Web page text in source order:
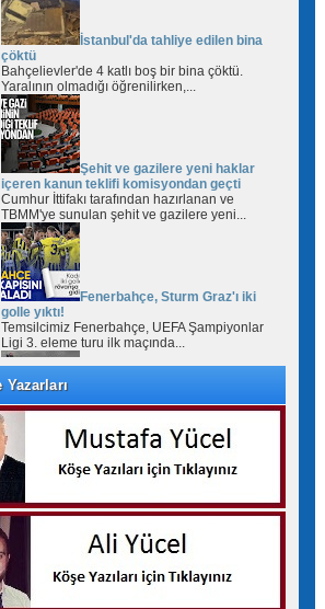
İstanbul'da tahliye edilen bina
çöktü
Bahçelievler'de 4 katlı boş bir bina çöktü.
Yaralının olmadığı öğrenilirken,...
Şehit ve gazilere yeni haklar
içeren kanun teklifi komisyondan geçti
Cumhur İttifakı tarafından hazırlanan ve
TBMM'ye sunulan şehit ve gazilere yeni...
Fenerbahçe, Sturm Graz'ı iki
golle yıktı!
Temsilcimiz Fenerbahçe, UEFA Şampiyonlar
Ligi 3. eleme turu ilk maçında...
Avcılar’da otomobil ile çarpışan
motosikletin sürücüsü ağır yaralandı
AVCILAR'da otomobil ile çarpışan motosikletin
sürücüsü ağır yaralandı....
İstanbul-İzmir Otoyolu tünelinde
kaza: 2 yaralı
İstanbul- İzmir Otoyolu Orhangazi Tüneli'nde
TIR'ın kamyona arkadan çarptığı...
Yazarları